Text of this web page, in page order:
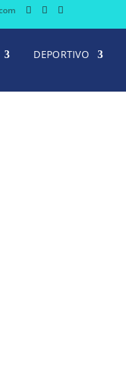
DEPORTIVO